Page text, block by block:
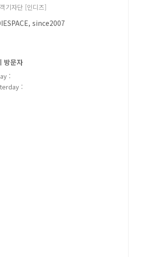
기자단 [인디즈]
since2007
방문자
:
: